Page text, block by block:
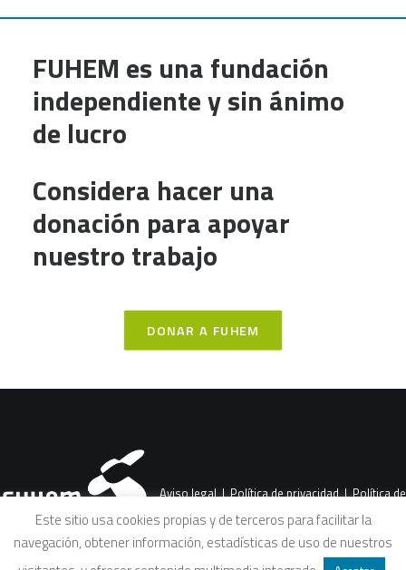
FUHEM es una fundación
independiente y sin ánimo
de lucro
Considera hacer una
donación para apoyar
nuestro trabajo
DONAR A FUHEM
Aviso legal|Política de privacidad|Política de
Este sitio usa cookies propias y de terceros para facilitar la
navegación, obtener información, estadísticas de uso de nuestros